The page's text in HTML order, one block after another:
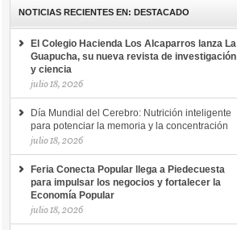
NOTICIAS RECIENTES EN: DESTACADO
El Colegio Hacienda Los Alcaparros lanza La
Guapucha, su nueva revista de investigación
y ciencia
julio 18, 2026
Día Mundial del Cerebro: Nutrición inteligente
para potenciar la memoria y la concentración
julio 18, 2026
Feria Conecta Popular llega a Piedecuesta
para impulsar los negocios y fortalecer la
Economía Popular
julio 18, 2026